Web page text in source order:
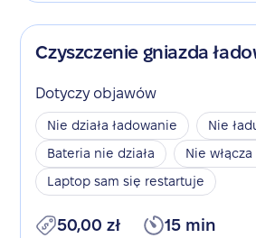
Czyszczenie gniazda
Dotyczy objawów
Nie działa ładowanie
Nie
Bateria nie działa
Nie włącza
Laptop sam się restartuje
50,00 zł 15 min